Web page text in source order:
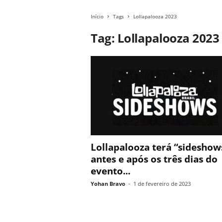
Início Tags Lollapalooza 2023
Tag: Lollapalooza 2023
Lollapalooza terá
antes e após os três dias do
evento...
Yohan Bravo - 1 de fevereiro de 2023